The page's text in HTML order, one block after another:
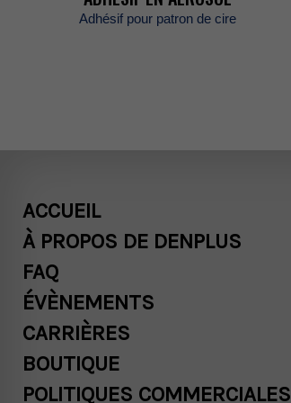
Adhésifpourpatrondecire
ACCUEIL
ÀPROPOSDEDENPLUS
FAQ
ÉVÈNEMENTS
CARRIÈRES
BOUTIQUE
POLITIQUESCOMMERCIALES